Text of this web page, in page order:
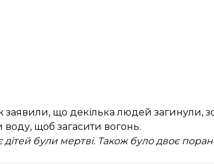
заявили, що декілька людей загинули,
воду, щоб загасити вогонь.
були мертві. Також було двоє